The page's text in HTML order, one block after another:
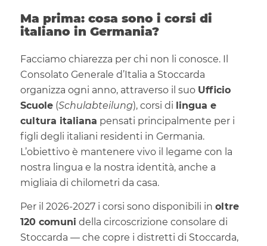
Ma prima: cosa sono i corsi di
italiano in Germania?
Facciamo chiarezza per chi non li conosce. Il
Consolato Generale d’Italia a Stoccarda
organizza ogni anno, attraverso il suo Ufficio
Scuole(Schulabteilung), corsi di lingua e
cultura italiana pensati principalmente per i
figli degli italiani residenti in Germania.
L’obiettivo è mantenere vivo il legame con la
nostra lingua e la nostra identità, anche a
migliaia di chilometri da casa.
Per il 2026-2027 i corsi sono disponibili in oltre
120 comuni della circoscrizione consolare di
Stoccarda — che copre i distretti di Stoccarda,